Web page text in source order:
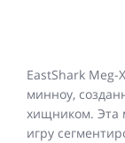
EastShark Meg-
минноу,
хищником. Эта
игру